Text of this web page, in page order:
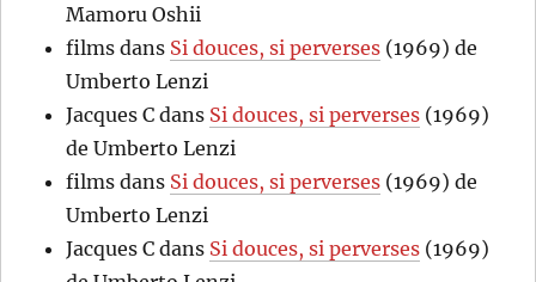
Mamoru Oshii
films dans Si douces, si perverses (1969) de
Umberto Lenzi
Jacques C dans Si douces, si perverses (1969)
de Umberto Lenzi
films dans Si douces, si perverses (1969) de
Umberto Lenzi
Jacques C dans Si douces, si perverses (1969)